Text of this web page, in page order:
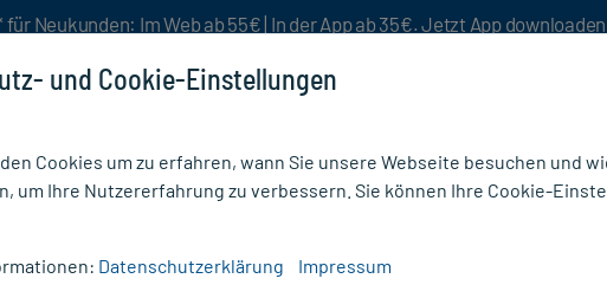
für Neukunden: Im Web ab 55€ | In der App ab 35€. Jetzt App downloaden
und Cookie-Einstellungen
Cookies um zu erfahren, wann Sie unsere Webseite besuchen und
um Ihre Nutzererfahrung zu verbessern. Sie können Ihre Cookie-
Datenschutzerklärung Impressum